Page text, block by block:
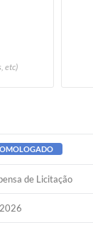
etc)
de Licitação